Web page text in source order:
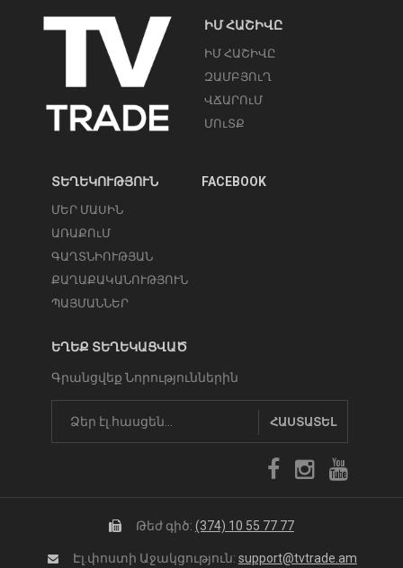
ԻՄ ՀԱՇԻՎԸ
ԻՄ ՀԱՇԻՎԸ
ԶԱՄԲՅՈւՂ
ՎՃԱՐՈւՄ
ՄՈւՏՔ
ՏԵՂԵԿՈՒԹՅՈՒՆ
ՄԵՐ ՄԱՍԻՆ
ԱՌԱՔՈւՄ
ԳԱՂՏՆԻՈՒԹՅԱՆ
ՔԱՂԱՔԱԿԱՆՈՒԹՅՈՒՆ
ՊԱՅՄԱՆՆԵՐ
FACEBOOK
ԵՂԵՔ ՏԵՂԵԿԱՑՎԱԾ
Գրանցվեք Նորություններին
ՀԱՍՏԱՏԵԼ
Թեժ գիծ: (374) 10 55 77 77
Էլ.փոստի Աջակցություն: support@tvtrade.am